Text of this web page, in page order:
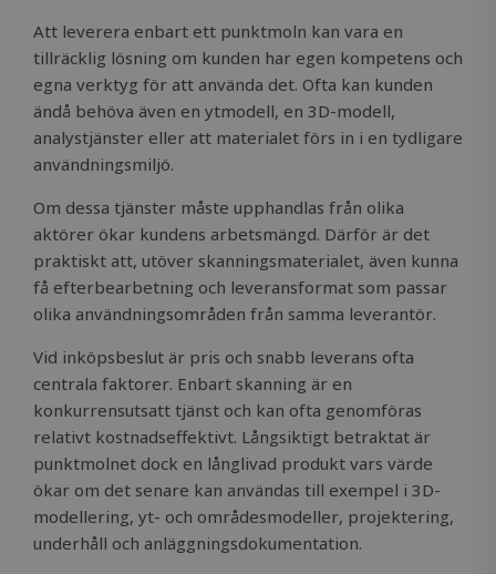
Att leverera enbart ett punktmoln kan vara en
tillräcklig lösning om kunden har egen kompetens och
egna verktyg för att använda det. Ofta kan kunden
ändå behöva även en ytmodell, en 3D-modell,
analystjänster eller att materialet förs in i en tydligare
användningsmiljö.
Om dessa tjänster måste upphandlas från olika
aktörer ökar kundens arbetsmängd. Därför är det
praktiskt att, utöver skanningsmaterialet, även kunna
få efterbearbetning och leveransformat som passar
olika användningsområden från samma leverantör.
Vid inköpsbeslut är pris och snabb leverans ofta
centrala faktorer. Enbart skanning är en
konkurrensutsatt tjänst och kan ofta genomföras
relativt kostnadseffektivt. Långsiktigt betraktat är
punktmolnet dock en långlivad produkt vars värde
ökar om det senare kan användas till exempel i 3D-
modellering, yt- och områdesmodeller, projektering,
underhåll och anläggningsdokumentation.